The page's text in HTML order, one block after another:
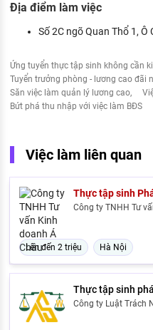
Địa điểm làm việc
Số 2C ngõ Quan Thổ 1,
Ứng tuyển thực tập sinh không cần
Tuyển trưởng phòng - lương cao đãi
Săn việc làm quản lý lương cao
Bứt phá thu nhập với việc làm BĐS
Việc làm liên quan
Thực tập sinh
Công ty TNHH Tư
Lên đến 2 triệu Hà Nội
Thực tập sinh
Công ty Luật Trách